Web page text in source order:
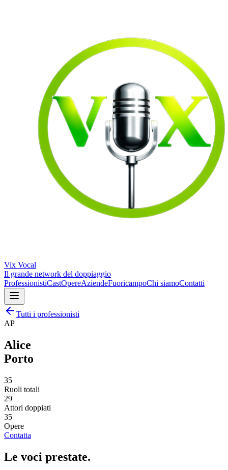
Vix Vocal
Il grande network del doppiaggio
ProfessionistiCastOpereAziendeFuoricampoChi siamoContatti
Tutti i professionisti
AP
Alice
Porto
35
Ruoli totali
29
Attori doppiati
35
Opere
Contatta
Le voci prestate.